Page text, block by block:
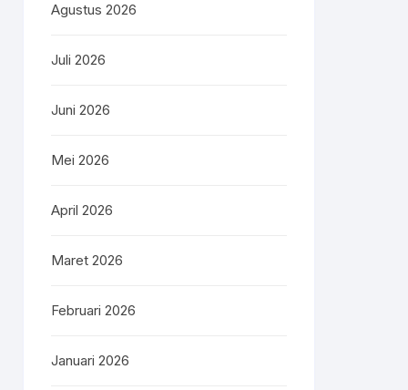
Agustus 2026
Juli 2026
Juni 2026
Mei 2026
April 2026
Maret 2026
Februari 2026
Januari 2026